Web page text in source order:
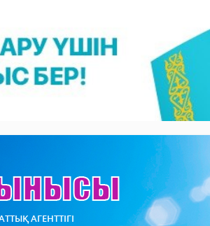
АГЕНТТІГІ